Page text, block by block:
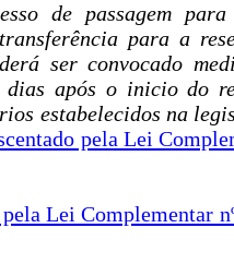
de passagem
para a
ser convocado
após o inicio do
estabelecidos na
pela Lei
Lei Complementar